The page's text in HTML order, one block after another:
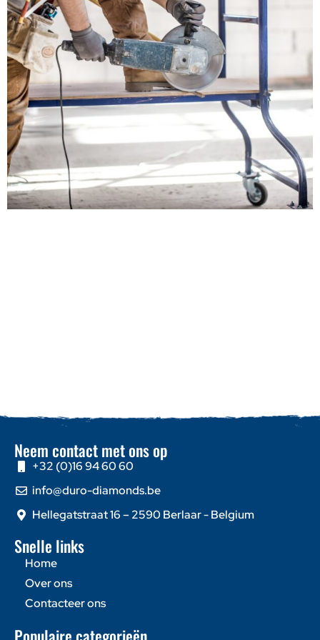
Neem contact met ons op
+32 (0)16 94 60 60
info@duro-diamonds.be
Hellegatstraat 16 – 2590 Berlaar - Belgium
Snelle links
Home
Over ons
Contacteer ons